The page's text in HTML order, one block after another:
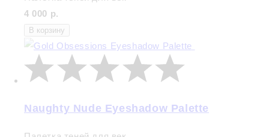
4 000 р.
В корзину
Naughty Nude Eyeshadow Palette